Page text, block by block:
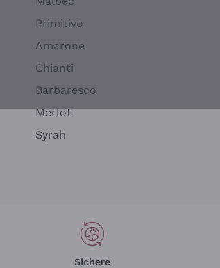
Primitivo
Amarone
Chianti
Barbaresco
Merlot
Syrah
Sichere